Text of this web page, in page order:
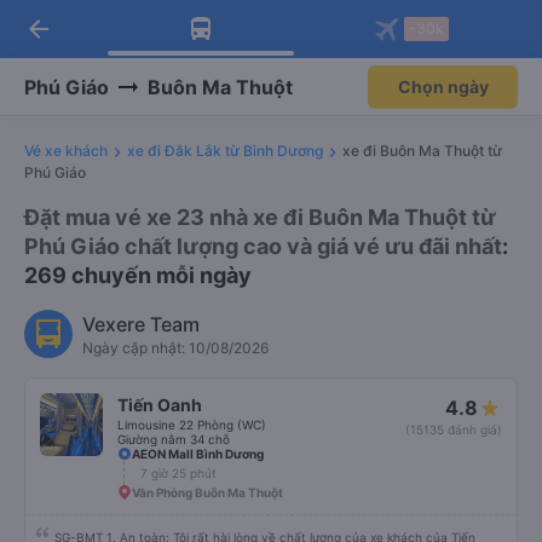
Tải app Vexere ngay!
Nhận ưu đãi thành viên độc
Mở app
Tải app Vexere
-30k/ghế khi đặt vé máy bay qua
Mở app
arrow_back
Phú Giáo Buôn Ma Thuột Chọn ngày
Vé xe khách xe đi Đắk Lắk từ Bình Dương
xe đi Buôn Ma Thuột từ
Phú Giáo
Đặt mua vé xe 23 nhà xe đi Buôn Ma Thuột từ
Phú Giáo chất lượng cao và giá vé ưu đãi nhất:
269 chuyến mỗi ngày
Vexere Team
Ngày cập nhật: 10/08/2026
Tiến Oanh
Limousine 22 Phòng (WC)
Giường nằm 34 chỗ
4.8
(15135 đánh giá)
AEON Mall Bình Dương
7 giờ 25 phút
Văn Phòng Buôn Ma Thuột
SG-BMT 1. An toàn: Tôi rất hài lòng về chất lượng của xe khách của Tiến